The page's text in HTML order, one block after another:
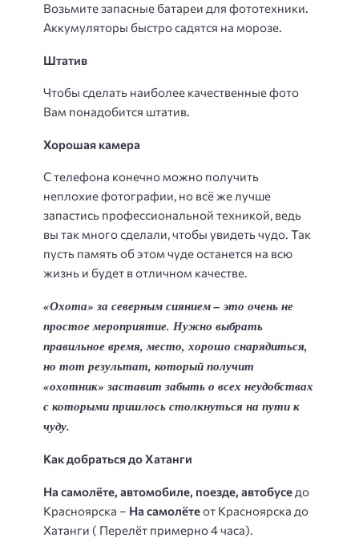
Возьмите запасные батареи для фототехники.
Аккумуляторы быстро садятся на морозе.
Штатив
Чтобы сделать наиболее качественные фото
Вам понадобится штатив.
Хорошая камера
С телефона конечно можно получить
неплохие фотографии, но всё же лучше
запастись профессиональной техникой, ведь
вы так много сделали, чтобы увидеть чудо. Так
пусть память об этом чуде останется на всю
жизнь и будет в отличном качестве.
«Охота» за северным сиянием – это очень не
простое мероприятие. Нужно выбрать
правильное время, место, хорошо снарядиться,
но тот результат, который получит
«охотник» заставит забыть о всех неудобствах
с которыми пришлось столкнуться на пути к
чуду.
Как добраться до Хатанги
На самолёте, автомобиле, поезде, автобусе до
Красноярска – На самолётеот Красноярска до
Хатанги ( Перелёт примерно 4 часа).